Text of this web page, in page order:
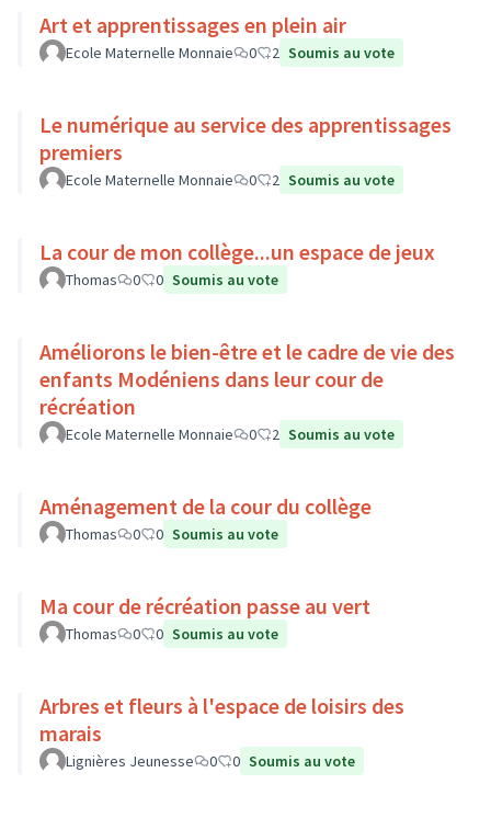
Art et apprentissages en plein air
Ecole Maternelle Monnaie 0 2 Soumis au vote
Le numérique au service des apprentissages
premiers
Ecole Maternelle Monnaie 0 2 Soumis au vote
La cour de mon collège...un espace de jeux
Thomas 0 0 Soumis au vote
Améliorons le bien-être et le cadre de vie des
enfants Modéniens dans leur cour de
récréation
Ecole Maternelle Monnaie 0 2 Soumis au vote
Aménagement de la cour du collège
Thomas 0 0 Soumis au vote
Ma cour de récréation passe au vert
Thomas 0 0 Soumis au vote
Arbres et fleurs à l'espace de loisirs des
marais
Lignières Jeunesse 0 0 Soumis au vote